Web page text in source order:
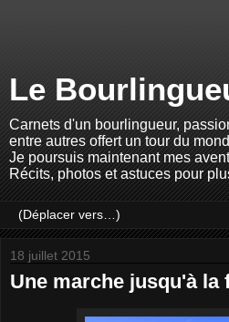
Le
Carnets d'un bourlingueur,
entre autres offert un tour du
Je poursuis maintenant mes
Récits, photos et astuces pour
18 juillet 2015
Une marche jusqu'à la